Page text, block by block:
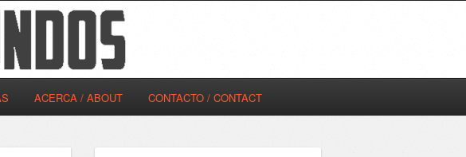
ACERCA / ABOUT CONTACTO / CONTACT